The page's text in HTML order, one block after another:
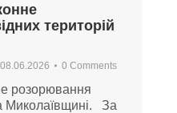
територій
08.06.2026 0 Comments
розорювання
Миколаївщині. За